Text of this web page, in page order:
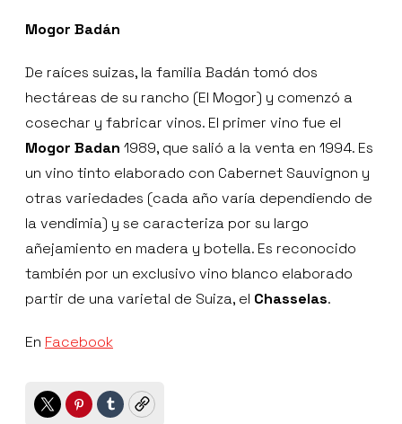
Mogor Badán
De raíces suizas, la familia Badán tomó dos
hectáreas de su rancho (El Mogor) y comenzó a
cosechar y fabricar vinos. El primer vino fue el
Mogor Badan 1989, que salió a la venta en 1994. Es
un vino tinto elaborado con Cabernet Sauvignon y
otras variedades (cada año varía dependiendo de
la vendimia) y se caracteriza por su largo
añejamiento en madera y botella. Es reconocido
también por un exclusivo vino blanco elaborado
partir de una varietal de Suiza, el Chasselas.
En Facebook
TwitterPinterest
TumblrCopy